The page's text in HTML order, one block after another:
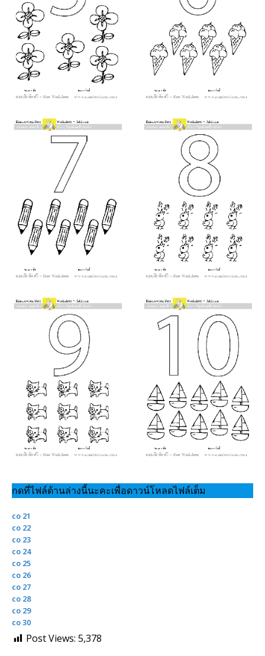
กดที่ไฟล์ด้านล่างนี้นะคะเพื่อดาวน์โหลดไฟล์เต็ม
co 21
co 22
co 23
co 24
co 25
co 26
co 27
co 28
co 29
co 30
Post Views: 5,378